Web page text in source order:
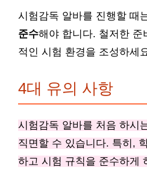
시험감독 알바를 진행할 때
준수해야 합니다. 철저한 준
적인 시험 환경을 조성하세
4대 유의 사항
시험감독 알바를 처음 하시
직면할 수 있습니다. 특히,
하고 시험 규칙을 준수하게